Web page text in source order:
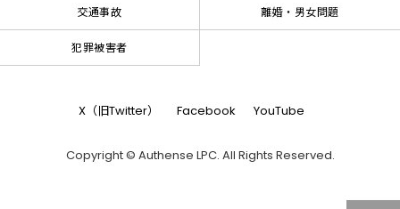
交通事故 離婚・男女問題
犯罪被害者
X（旧Twitter） Facebook YouTube
Copyright © Authense LPC. All Rights Reserved.